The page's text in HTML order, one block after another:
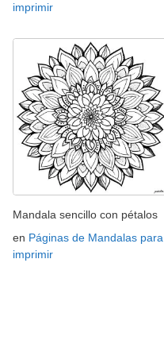
imprimir
Mandala sencillo con pétalos
en Páginas de Mandalas para
imprimir